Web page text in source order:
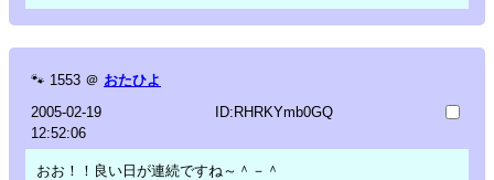
🐾 1553 ＠ おたひよ
2005-02-19
12:52:06
ID:RHRKYmb0GQ
おお！！良い日が連続ですね～＾－＾